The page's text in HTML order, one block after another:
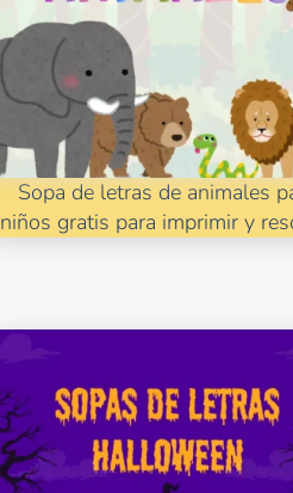
Sopa de letras de animales
niños gratis para imprimir y